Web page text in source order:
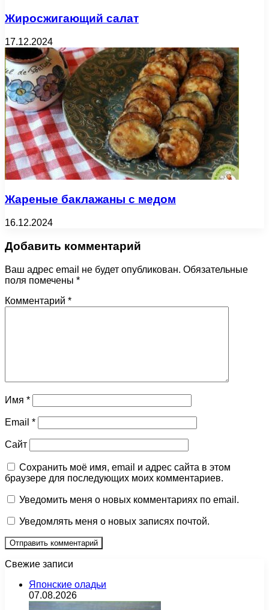
Жиросжигающий салат
17.12.2024
Жареные баклажаны с медом
16.12.2024
Добавить комментарий
Ваш адрес email не будет опубликован. Обязательные
поля помечены *
Комментарий *
Имя *
Email *
Сайт
Сохранить моё имя, email и адрес сайта в этом
браузере для последующих моих комментариев.
Уведомить меня о новых комментариях по email.
Уведомлять меня о новых записях почтой.
Свежие записи
Японские оладьи
07.08.2026